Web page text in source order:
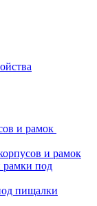
и рамок
и рамок
рамки под
пищалки